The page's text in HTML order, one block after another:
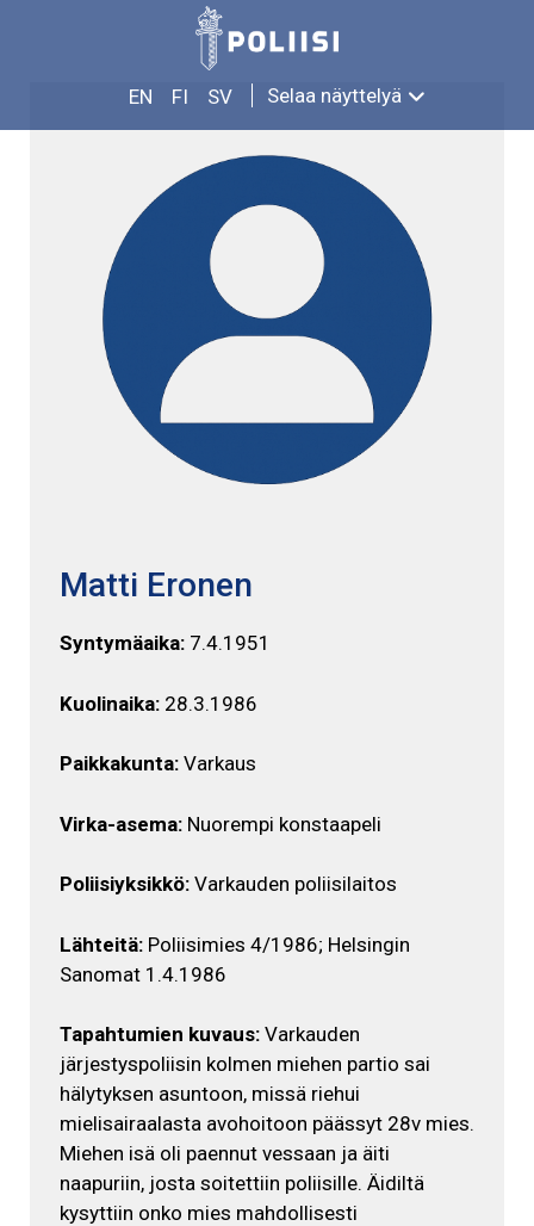
EN FI SV Selaa näyttelyä
MATTI ERONEN
Matti Eronen
Syntymäaika: 7.4.1951
Kuolinaika: 28.3.1986
Paikkakunta: Varkaus
Virka-asema: Nuorempi konstaapeli
Poliisiyksikkö: Varkauden poliisilaitos
Lähteitä: Poliisimies 4/1986; Helsingin
Sanomat 1.4.1986
Tapahtumien kuvaus: Varkauden
järjestyspoliisin kolmen miehen partio sai
hälytyksen asuntoon, missä riehui
mielisairaalasta avohoitoon päässyt 28v mies.
Miehen isä oli paennut vessaan ja äiti
naapuriin, josta soitettiin poliisille. Äidiltä
kysyttiin onko mies mahdollisesti